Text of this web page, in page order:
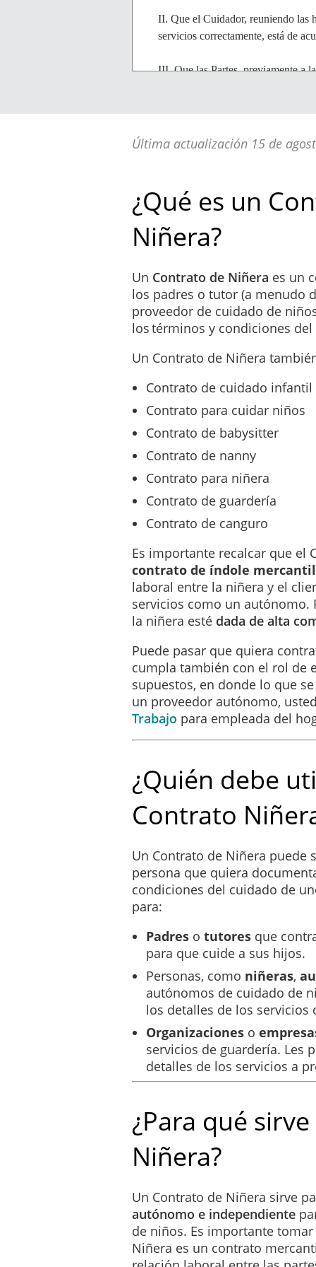
II. Que el Cuidador, reuniendo las
servicios correctamente, está de
III. Que las Partes, previamente a
alcance, fases o hitos, primará lo
habiendo entendido el alcance,
voluntariamente a un acuerdo
OBJETO DEL
En virtud del presente
ElCuidador deberá
causar daños o
el bienestar y seguridad de
En lo que respecta a la
En caso de que exista
Con carácter general, no
incluidos en este Contrato
nuevos servicios y
variación sustancial entre
gastos inicialmente
servicios, así como otros
quedarán incorporadas a
BIENESTAR DE LOS
vigilancia.
DURACIÓN DE LOS
en las fechas y horarios
comenzarán a prestarse
fin al mismo o concurrá
duración de los Servicios
El Cliente, cada vez que
_____ días de antelación,
caso un plazo de tiempo
En lo que respecta al
AUTORIZACIÓN
tutores legales. En ese
médica necesaria en
supuestos, todo
DEBER DE
En virtud de este
prestación de los
del Servicio a prestar. El
Última actualización 15 de
¿Qué es un
Niñera?
Un Contrato de Niñera es un
los padres o tutor (a menudo
proveedor de cuidado de
los términos y condiciones
Un Contrato de Niñera
Contrato de cuidado infantil
Contrato para cuidar niños
Contrato de babysitter
Contrato de nanny
Contrato para niñera
Contrato de guardería
Contrato de canguro
Es importante recalcar que el
contrato de índole
laboral entre la niñera y el
servicios como un autónomo.
la niñera esté dada de alta
Puede pasar que quiera
cumpla también con el rol de
supuestos, en donde lo que
un proveedor autónomo,
Trabajo para empleada del
¿Quién debe
Contrato
Un Contrato de Niñera puede
persona que quiera
condiciones del cuidado de
para:
Padres o tutores que
para que cuide a sus hijos.
Personas, como niñeras, au
autónomos de cuidado de
los detalles de los servicios
Organizaciones o
servicios de guardería. Les
detalles de los servicios a
¿Para qué
Niñera?
Un Contrato de Niñera sirve
autónomo e independiente
de niños. Es importante
Niñera es un contrato